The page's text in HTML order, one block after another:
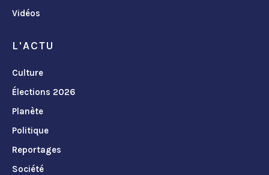
Vidéos
L'ACTU
Culture
Élections 2026
Planète
Politique
Reportages
Société